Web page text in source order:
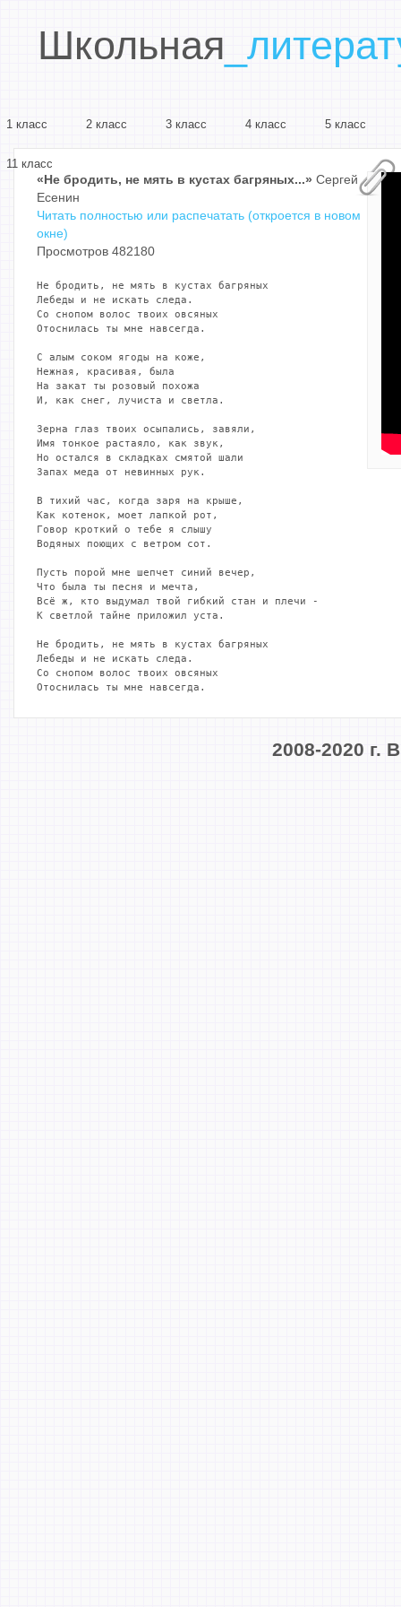
Школьная
1 класс 2 класс 3 класс 4 класс 5 класс
11 класс
«Не бродить, не мять в кустах багряных...» Сергей
Есенин
Читать полностью или распечатать (откроется в новом
окне)
Просмотров 482180
Не бродить, не мять в кустах багряных
Лебеды и не искать следа.
Со снопом волос твоих овсяных
Отоснилась ты мне навсегда.
С алым соком ягоды на коже,
Нежная, красивая, была
На закат ты розовый похожа
И, как снег, лучиста и светла.
Зерна глаз твоих осыпались, завяли,
Имя тонкое растаяло, как звук,
Но остался в складках смятой шали
Запах меда от невинных рук.
В тихий час, когда заря на крыше,
Как котенок, моет лапкой рот,
Говор кроткий о тебе я слышу
Водяных поющих с ветром сот.
Пусть порой мне шепчет синий вечер,
Что была ты песня и мечта,
Всё ж, кто выдумал твой гибкий стан и плечи -
К светлой тайне приложил уста.
Не бродить, не мять в кустах багряных
Лебеды и не искать следа.
Со снопом волос твоих овсяных
Отоснилась ты мне навсегда.
2008-2020 г.